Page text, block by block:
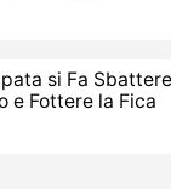
si Fa Sbattere
e Fottere la Fica